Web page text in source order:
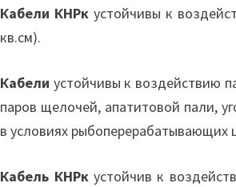
Кабели КНРк устойчивы к
кв.см).
Кабели устойчивы к воздействию
паров щелочей, апатитовой пали,
в условиях
Кабель КНРкустойчив к